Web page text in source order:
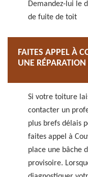
Demandez-lui le
de fuite de toit
FAITES APPEL À
UNE
Si votre toiture
contacter un
plus brefs délais
faites appel à
place une bâche
provisoire.